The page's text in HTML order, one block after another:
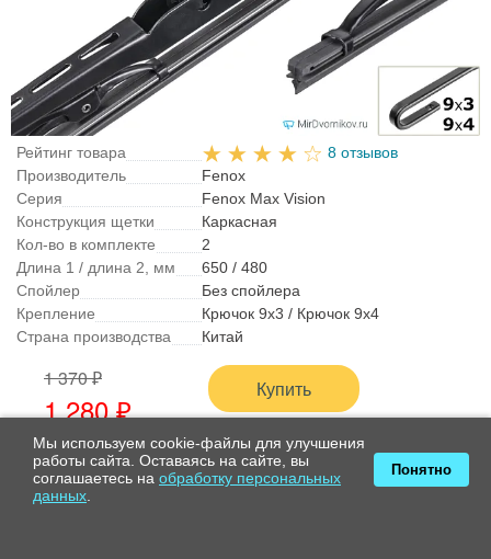
Рейтинг товара
8 отзывов
Производитель
Fenox
Серия
Fenox Max Vision
Конструкция щетки
Каркасная
Кол-во в комплекте
2
Длина 1 / длина 2, мм
650 / 480
Спойлер
Без спойлера
Крепление
Крючок 9x3 / Крючок 9x4
Страна производства
Китай
1 370 ₽
1 280 ₽
Купить
+1 день
что это значит?
Мы используем cookie-файлы для улучшения
работы сайта. Оставаясь на сайте, вы
соглашаетесь на обработку персональных
данных
Понятно